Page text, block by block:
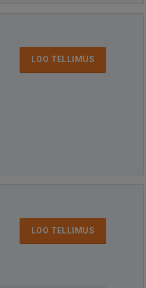
LOO TELLIMUS
LOO TELLIMUS